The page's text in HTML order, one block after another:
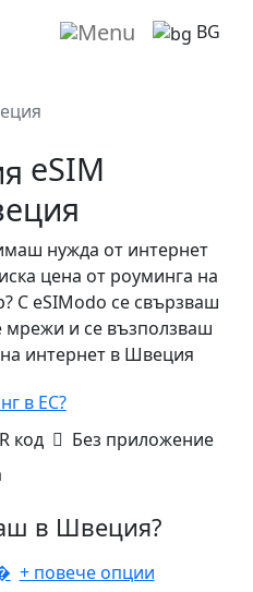
BG
eSIM
нужда от интернет
цена от роуминга на
С eSIModo се свързваш
мрежи и се възползваш
интернет в Швеция
в ЕС?
код ️ Без приложение
в Швеция?
+ повече опции